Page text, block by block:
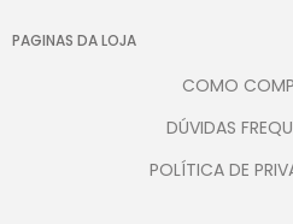
PAGINAS DA LOJA
COMO
DÚVIDAS
POLÍTICA DE